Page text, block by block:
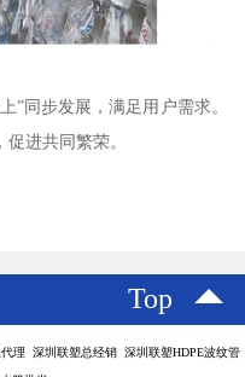
”同步发展，满足用户需求。
进共同繁荣。
Top
理 深圳联塑总经销 深圳联塑HDPE波纹管